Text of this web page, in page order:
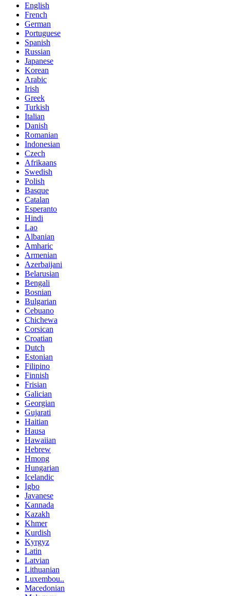
English
French
German
Portuguese
Spanish
Russian
Japanese
Korean
Arabic
Irish
Greek
Turkish
Italian
Danish
Romanian
Indonesian
Czech
Afrikaans
Swedish
Polish
Basque
Catalan
Esperanto
Hindi
Lao
Albanian
Amharic
Armenian
Azerbaijani
Belarusian
Bengali
Bosnian
Bulgarian
Cebuano
Chichewa
Corsican
Croatian
Dutch
Estonian
Filipino
Finnish
Frisian
Galician
Georgian
Gujarati
Haitian
Hausa
Hawaiian
Hebrew
Hmong
Hungarian
Icelandic
Igbo
Javanese
Kannada
Kazakh
Khmer
Kurdish
Kyrgyz
Latin
Latvian
Lithuanian
Luxembou..
Macedonian